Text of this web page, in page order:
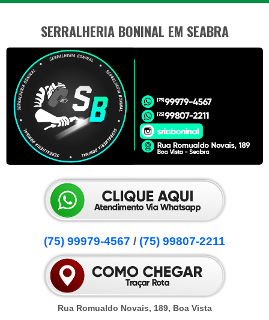
SERRALHERIA BONINAL EM SEABRA
(75) 99979-4567 / (75) 99807-2211
Rua Romualdo Novais, 189, Boa Vista